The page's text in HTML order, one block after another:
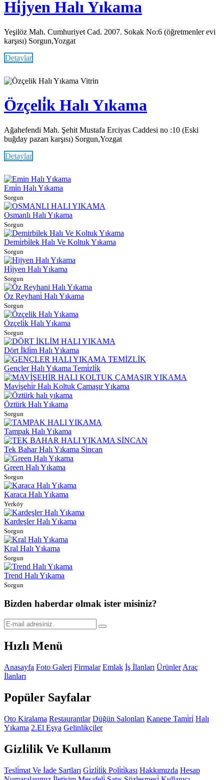
Hi̇jyen Halı Yıkama
Yeşilöz Mah. Cumhuriyet Cad. 2007. Sokak No:6 (öğretmenler evi
karşısı) Sorgun,Yozgat
Detaylar
Vitrin
Özçeli̇k Halı Yıkama
Ağahefendi Mah. Şehit Mustafa Erciyas Caddesi no :10 (Eski
buğday pazarı karşısı) Sorgun,Yozgat
Detaylar
Emi̇n Halı Yıkama
Sorgun
Osmanlı Halı Yıkama
Sorgun
Demi̇rbi̇lek Halı Ve Koltuk Yıkama
Sorgun
Hi̇jyen Halı Yıkama
Sorgun
Öz Reyhani̇ Halı Yıkama
Sorgun
Özçeli̇k Halı Yıkama
Sorgun
Dört İkli̇m Halı Yıkama
Gençler Halı Yıkama Temi̇zli̇k
Mavi̇şehi̇r Halı Koltuk Çamaşır Yıkama
Öztürk Halı Yıkama
Sorgun
Tampak Halı Yıkama
Tek Bahar Halı Yıkama Si̇ncan
Green Halı Yıkama
Sorgun
Karaca Halı Yıkama
Yerköy
Kardeşler Halı Yıkama
Sorgun
Kral Halı Yıkama
Sorgun
Trend Halı Yıkama
Sorgun
Bizden haberdar olmak ister misiniz?
Hızlı Menü
Anasayfa Foto Galeri Firmalar Emlak İş İlanları Ürünler Araç
İlanları
Popüler Sayfalar
Oto Kiralama Restaurantlar Düğün Salonları Kanepe Tami̇ri̇ Halı
Yıkama 2.El Eşya Gelinlikçiler
Gizlilik Ve Kullanım
Tesli̇mat Ve İade Şartları Gi̇zli̇li̇k Poli̇ti̇kası Hakkımızda Hesap